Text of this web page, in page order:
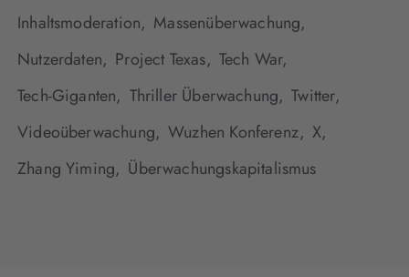
Inhaltsmoderation, Massenüberwachung,
Nutzerdaten, Project Texas, Tech War,
Tech-Giganten, Thriller Überwachung, Twitter,
Videoüberwachung, Wuzhen Konferenz, X,
Zhang Yiming, Überwachungskapitalismus